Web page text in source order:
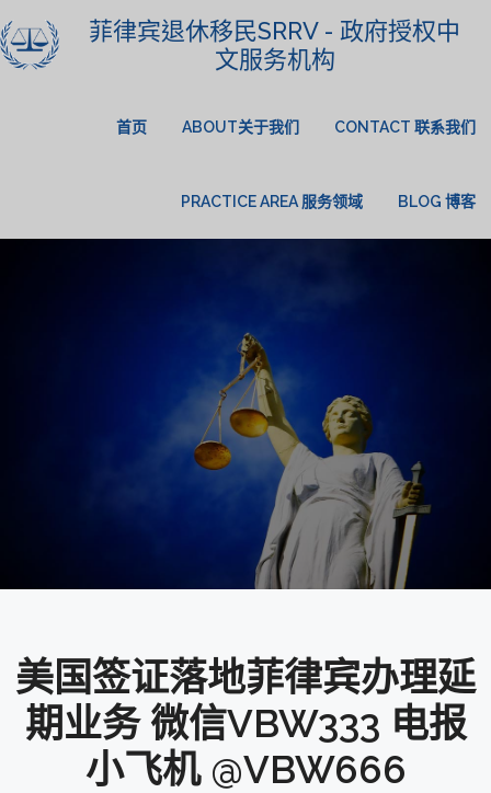
菲律宾退休移民SRRV - 政府授权中
文服务机构
首页 ABOUT关于我们 CONTACT 联系我们
PRACTICE AREA 服务领域 BLOG 博客
美国签证落地菲律宾办理延
期业务 微信VBW333 电报
小飞机 @VBW666